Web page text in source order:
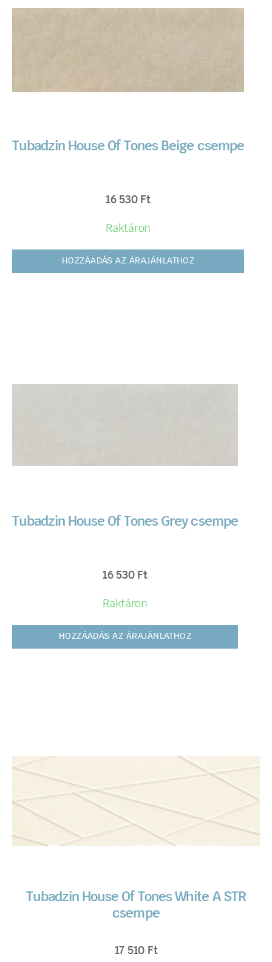
Tubadzin House Of Tones Beige csempe
16 530 Ft
Raktáron
HOZZÁADÁS AZ ÁRAJÁNLATHOZ
Tubadzin House Of Tones Grey csempe
16 530 Ft
Raktáron
HOZZÁADÁS AZ ÁRAJÁNLATHOZ
Tubadzin House Of Tones White A STR
csempe
17 510 Ft